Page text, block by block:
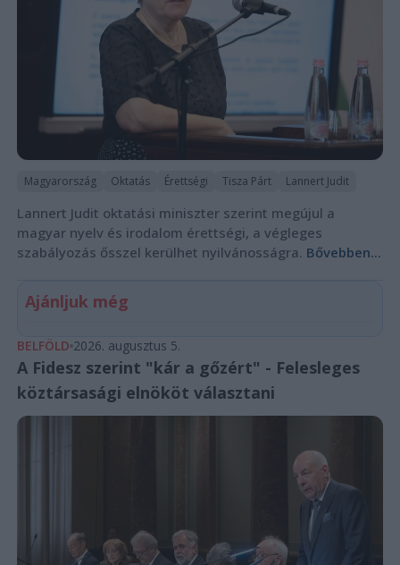
Magyarország Oktatás Érettségi Tisza Párt Lannert Judit
Lannert Judit oktatási miniszter szerint megújul a
magyar nyelv és irodalom érettségi, a végleges
szabályozás ősszel kerülhet nyilvánosságra. Bővebben...
Ajánljuk még
BELFÖLD 2026. augusztus 5.
A Fidesz szerint "kár a gőzért" - Felesleges
köztársasági elnököt választani